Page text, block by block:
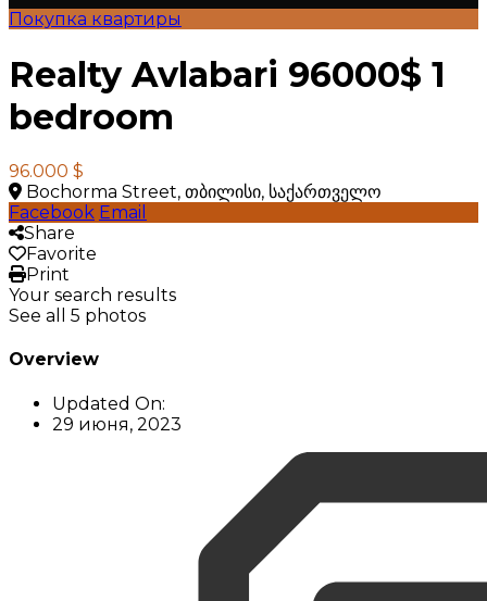
Покупка квартиры
Realty Avlabari 96000$ 1
bedroom
96.000 $
Bochorma Street, თბილისი, საქართველო
Facebook Email
Share
Favorite
Print
Your search results
See all 5 photos
Overview
Updated On:
29 июня, 2023